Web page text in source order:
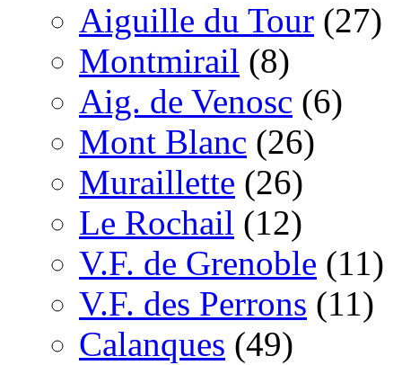
Aiguille du Tour (27)
Montmirail (8)
Aig. de Venosc (6)
Mont Blanc (26)
Muraillette (26)
Le Rochail (12)
V.F. de Grenoble (11)
V.F. des Perrons (11)
Calanques (49)